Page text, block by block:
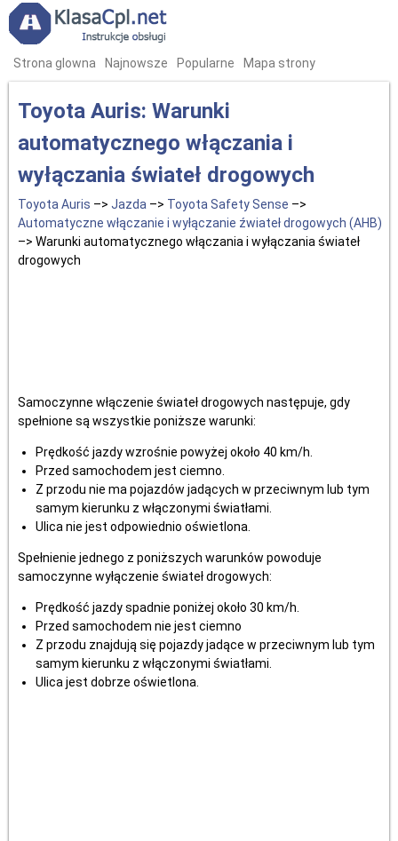
Strona glowna Najnowsze Popularne Mapa strony
Toyota Auris: Warunki
automatycznego włączania i
wyłączania świateł drogowych
Toyota Auris –> Jazda –> Toyota Safety Sense –>
Automatyczne włączanie i wyłączanie źwiateł drogowych (AHB)
–> Warunki automatycznego włączania i wyłączania świateł
drogowych
Samoczynne włączenie świateł drogowych następuje, gdy
spełnione są wszystkie poniższe warunki:
Prędkość jazdy wzrośnie powyżej około 40 km/h.
Przed samochodem jest ciemno.
Z przodu nie ma pojazdów jadących w przeciwnym lub tym
samym kierunku z włączonymi światłami.
Ulica nie jest odpowiednio oświetlona.
Spełnienie jednego z poniższych warunków powoduje
samoczynne wyłączenie świateł drogowych:
Prędkość jazdy spadnie poniżej około 30 km/h.
Przed samochodem nie jest ciemno
Z przodu znajdują się pojazdy jadące w przeciwnym lub tym
samym kierunku z włączonymi światłami.
Ulica jest dobrze oświetlona.